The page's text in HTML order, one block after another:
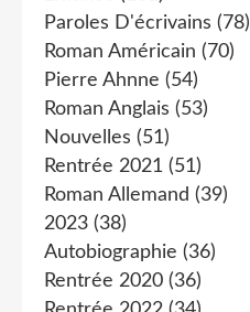
Paroles D'écrivains (78)
Roman Américain (70)
Pierre Ahnne (54)
Roman Anglais (53)
Nouvelles (51)
Rentrée 2021 (51)
Roman Allemand (39)
2023 (38)
Autobiographie (36)
Rentrée 2020 (36)